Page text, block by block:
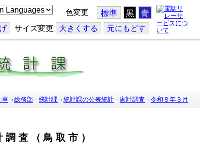
色変更 標準 黒 青
サイズ変更 大きくする 元にもどす
事 総務部 統計課 統計課の公表統計 家計調査 令和８年３月
査（鳥取市）